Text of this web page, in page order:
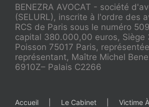
BENEZRA AVOCAT - société
(SELURL), inscrite à l'ordre des
RCS de Paris sous le numéro
capital 380.000,00 euros, Siège
Poisson 75017 Paris,
représentant, Maître Michel
6910Z– Palais C2266
Accueil Le Cabinet
Victime